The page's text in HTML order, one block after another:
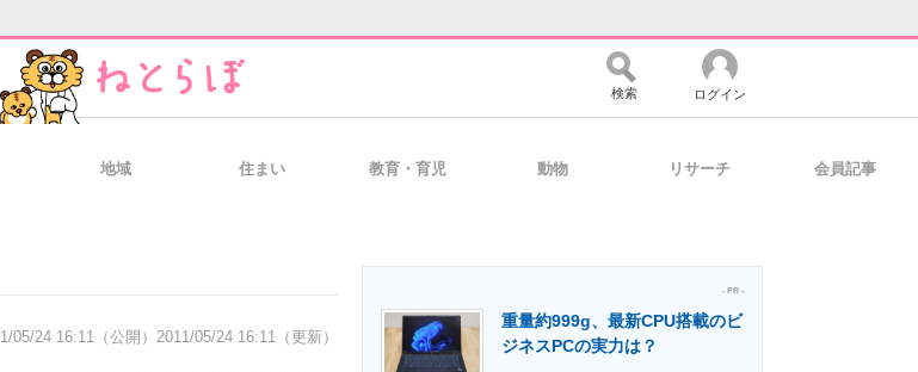
経営リーダーのコミュニティ マーケ×ITの今がよく分かる
検索 ログイン
地域 住まい 教育・育児 動物 リサーチ 会員記事
05/24 16:11（公開） 2011/05/24 16:11（更新）
- PR -
重量約999g、最新CPU搭載のビ
ジネスPCの実力は？